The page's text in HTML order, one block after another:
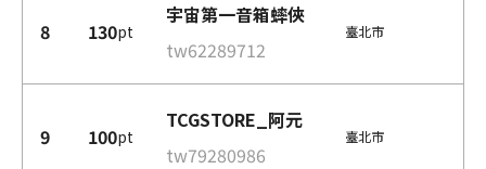
8 130pt
宇宙第一音箱蟀俠
tw62289712
臺北市
9 100pt
TCGSTORE_阿元
tw79280986
臺北市